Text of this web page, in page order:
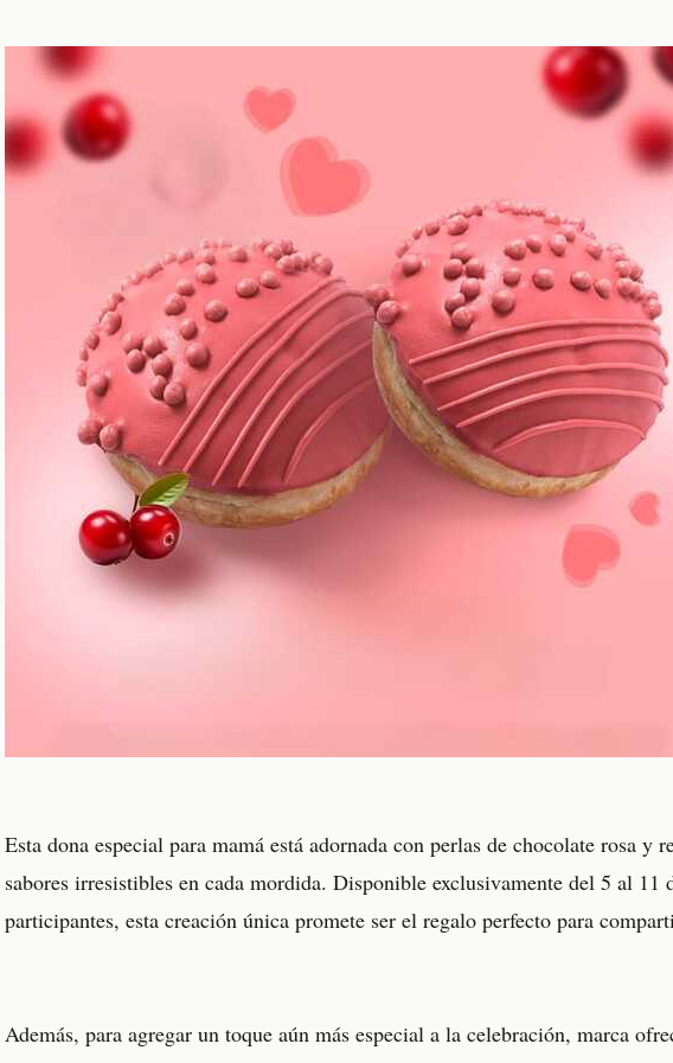
Esta dona especial para mamá está adornada con perlas de chocolate rosa y
sabores irresistibles en cada mordida. Disponible exclusivamente del 5 al 11
participantes, esta creación única promete ser el regalo perfecto para
Además, para agregar un toque aún más especial a la celebración, marca